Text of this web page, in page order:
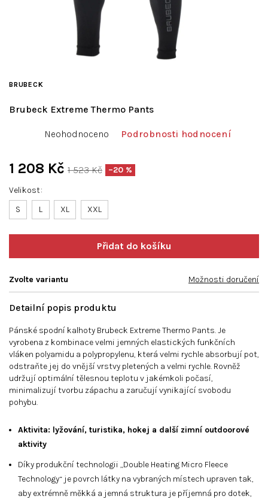
Velikost
S
L XL XXL
1 523 Kč –20 %
1 208 Kč
Zvolte variantu Možnosti doručení
Brubeck Extreme Thermo Pants
BRUBECK
hodnocení
je
0,0
hvězdiček.
Neohodnoceno Podrobnosti hodnocení
Detailní popis produktu
Pánské spodní kalhoty Brubeck Extreme Thermo Pants. Je
vyrobena z kombinace velmi jemných elastických funkčních
vláken polyamidu a polypropylenu, která velmi rychle absorbují pot,
odstraňte jej do vnější vrstvy pletených a velmi rychle. Rovněž
udržují optimální tělesnou teplotu v jakémkoli počasí,
minimalizují tvorbu zápachu a zaručují vynikající svobodu
pohybu.
Aktivita: lyžování, turistika, hokej a další zimní outdoorové
aktivity
Díky produkční technologii „Double Heating Micro Fleece
Technology“ je povrch látky na vybraných místech upraven tak,
aby extrémně měkká a jemná struktura je příjemná pro dotek,